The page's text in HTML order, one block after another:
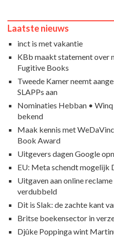
Laatste nieuws
inct is met vakantie
KBb maakt statement over
Fugitive Books
Tweede Kamer neemt
SLAPPs aan
Nominaties Hebban •
bekend
Maak kennis met
Book Award
Uitgevers dagen Google
EU: Meta schendt mogelijk
Uitgaven aan online
verdubbeld
Dit is Slak: de zachte kant
Britse boekensector in
Djûke Poppinga wint